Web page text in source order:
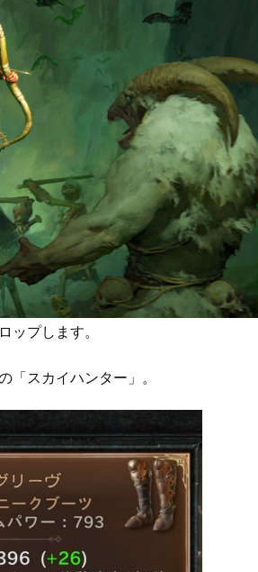
ップします。
スカイハンター」。